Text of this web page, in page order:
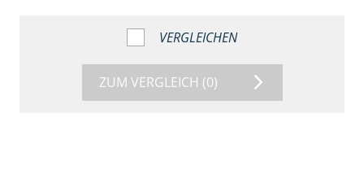
VERGLEICHEN
ZUM VERGLEICH (0)